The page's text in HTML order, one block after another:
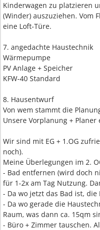
Kinderwagen zu platzieren
(Winder) auszuziehen. Vom
eine Loft-Türe.
7. angedachte Haustechnik
Wärmepumpe
PV Anlage + Speicher
KFW-40 Standard
8. Hausentwurf
Von wem stammt die
Unsere Vorplanung +
Wir sind mit EG + 1.OG
noch).
Meine Überlegungen im 2.
- Bad entfernen (wird doch
für 1-2x am Tag Nutzung.
- Da wo jetzt das Bad ist,
- Da wo gerade die
Raum, was dann ca. 15qm
- Büro + Zimmer tauschen.